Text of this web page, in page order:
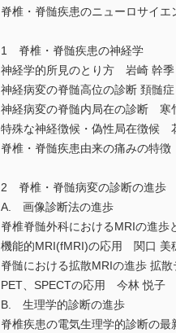
脊椎・脊髄疾患のニューロサイ
1 脊椎・脊髄疾患の神経学
神経学的所見のとり方 岩崎 幹季
神経病変の脊髄高位の診断 頚髄
神経病変の脊髄内局在の診断 寒
特殊な神経徴候・偽性局在徴候
脊椎・脊髄疾患由来の痛みの特
2 脊椎・脊髄病変の診断の進歩
A. 画像診断法の進歩
脊椎脊髄外科におけるMRIの進
機能的MRI(fMRI)の応用 関口 美
脊髄における拡散MRIの進歩 拡
PET、SPECTの応用 今林 悦子
B. 生理学的診断の進歩
脊椎疾患の電気生理学的診断の